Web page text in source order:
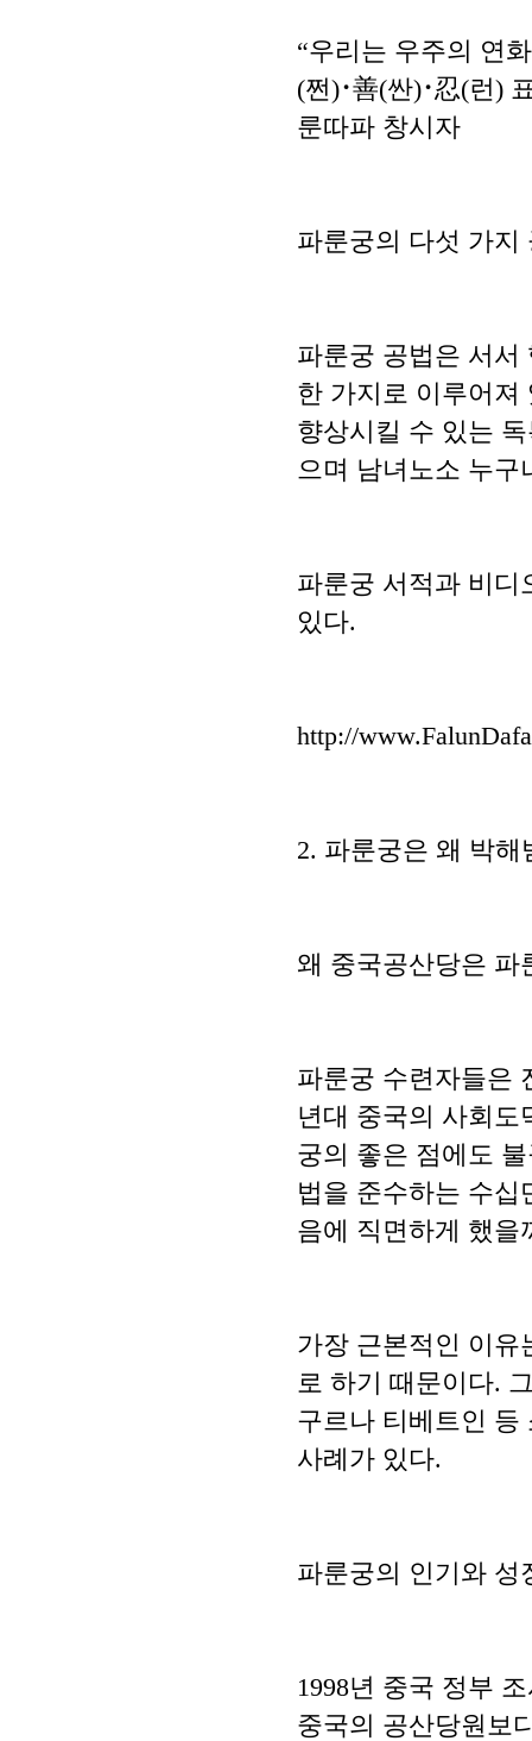
“우리는 우주의 연
(쩐)･善(싼)･忍(런)
룬따파 창시자
파룬궁의 다섯 가지
파룬궁 공법은 서서
한 가지로 이루어져
향상시킬 수 있는
으며 남녀노소 누구
파룬궁 서적과 비디
있다.
http://
2. 파룬궁은 왜 박해
왜 중국공산당은 파
파룬궁 수련자들은
년대 중국의 사회
궁의 좋은 점에도
법을 준수하는 수
음에 직면하게 했을
가장 근본적인 이유
로 하기 때문이다.
구르나 티베트인 등
사례가 있다.
파룬궁의 인기와 성
1998년 중국 정부
중국의 공산당원보